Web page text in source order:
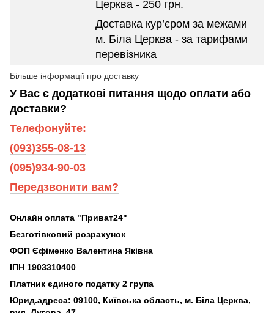
Церква - 250 грн.
Доставка кур’єром за межами
м. Біла Церква - за тарифами
перевізника
Більше інформації про доставку
У Вас є додаткові питання щодо оплати або
доставки?
Телефонуйте:
(093)355-08-13
(095)934-90-03
Передзвонити вам?
Онлайн оплата "Приват24"
Безготівковий розрахунок
ФОП Єфіменко Валентина Яківна
ІПН 1903310400
Платник єдиного податку 2 група
Юрид.адреса: 09100, Київська область, м. Біла Церква,